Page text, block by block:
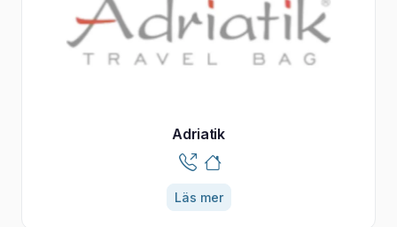
Adriatik
Läs mer